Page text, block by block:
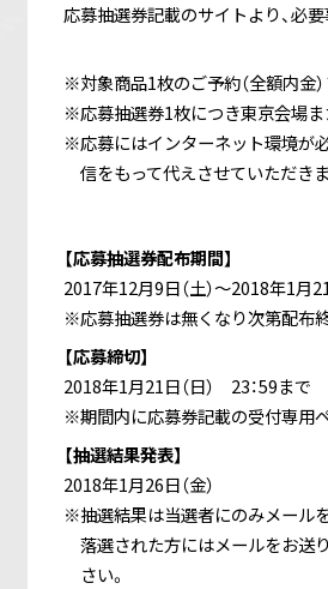
応募抽選券記載のサイトより、必
※対象商品1枚のご予約（全額内金
※応募抽選券1枚につき東京会場ま
※応募にはインターネット環境が
信をもって代えさせていただきま
【応募抽選券配布期間】
2017年12月9日（土）～2018年1月21
※応募抽選券は無くなり次第配布
【応募締切】
2018年1月21日（日） 23：59まで
※期間内に応募券記載の受付専用
【抽選結果発表】
2018年1月26日（金）
※抽選結果は当選者にのみメール
落選された方にはメールをお送
さい。